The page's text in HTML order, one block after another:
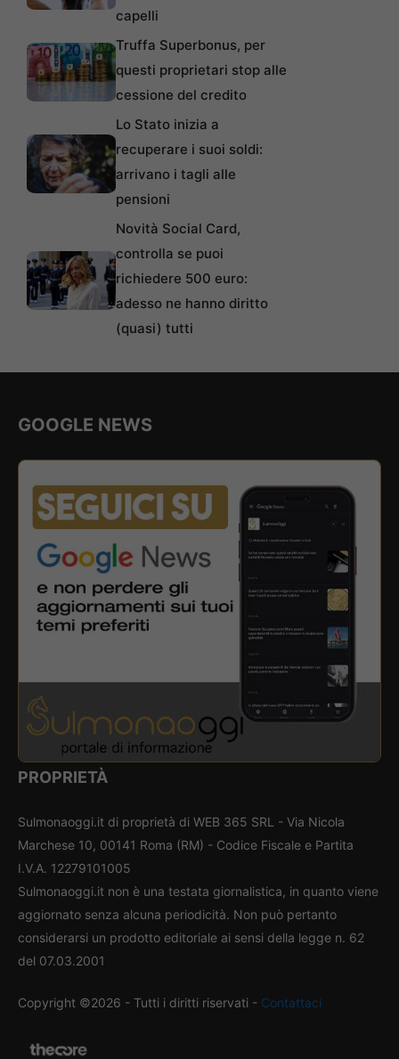
capelli
Truffa Superbonus, per
questi proprietari stop alle
cessione del credito
Lo Stato inizia a
recuperare i suoi soldi:
arrivano i tagli alle
pensioni
Novità Social Card,
controlla se puoi
richiedere 500 euro:
adesso ne hanno diritto
(quasi) tutti
GOOGLE NEWS
PROPRIETÀ
Sulmonaoggi.it di proprietà di WEB 365 SRL - Via Nicola
Marchese 10, 00141 Roma (RM) - Codice Fiscale e Partita
I.V.A. 12279101005
Sulmonaoggi.it non è una testata giornalistica, in quanto viene
aggiornato senza alcuna periodicità. Non può pertanto
considerarsi un prodotto editoriale ai sensi della legge n. 62
del 07.03.2001
Copyright ©2026 - Tutti i diritti riservati - Contattaci